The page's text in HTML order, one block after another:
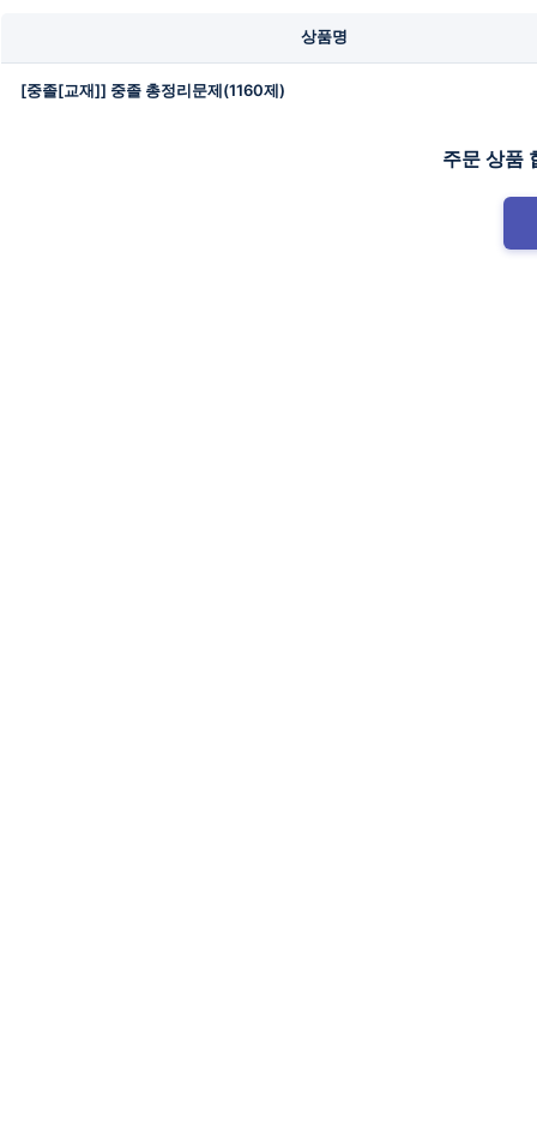
상품명
[중졸[교재]] 중졸 총정리문제(1160제)
주문 상품